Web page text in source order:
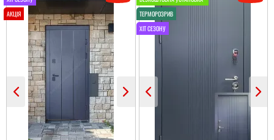
дверьми, качеством
сборки, изготовлением и
утеплённые с отличным
надёжным улпрытием,
и есть терморазрыв....